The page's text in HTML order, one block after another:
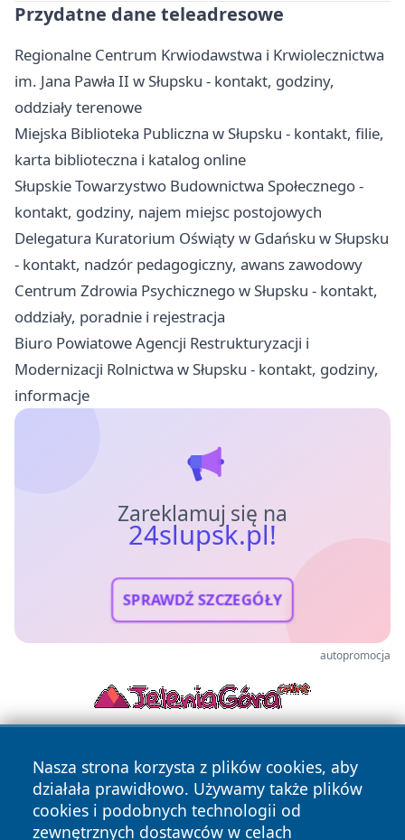
Przydatne dane teleadresowe
Regionalne Centrum Krwiodawstwa i Krwiolecznictwa
im. Jana Pawła II w Słupsku - kontakt, godziny,
oddziały terenowe
Miejska Biblioteka Publiczna w Słupsku - kontakt, filie,
karta biblioteczna i katalog online
Słupskie Towarzystwo Budownictwa Społecznego -
kontakt, godziny, najem miejsc postojowych
Delegatura Kuratorium Oświąty w Gdańsku w Słupsku
- kontakt, nadzór pedagogiczny, awans zawodowy
Centrum Zdrowia Psychicznego w Słupsku - kontakt,
oddziały, poradnie i rejestracja
Biuro Powiatowe Agencji Restrukturyzacji i
Modernizacji Rolnictwa w Słupsku - kontakt, godziny,
informacje
Zareklamuj się na
24slupsk.pl!
SPRAWDŹ SZCZEGÓŁY
autopromocja
Nasza strona korzysta z plików cookies, aby
działała prawidłowo. Używamy także plików
cookies i podobnych technologii od
zewnętrznych dostawców w celach